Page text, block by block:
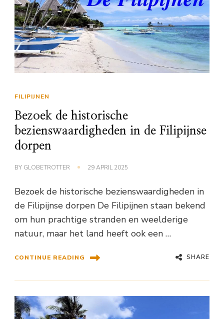
FILIPIJNEN
Bezoek de historische
bezienswaardigheden in de Filipijnse
dorpen
BY GLOBETROTTER 29 APRIL 2025
Bezoek de historische bezienswaardigheden in
de Filipijnse dorpen De Filipijnen staan bekend
om hun prachtige stranden en weelderige
natuur, maar het land heeft ook een …
CONTINUE READING SHARE